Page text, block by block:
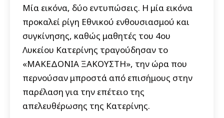
Μία εικόνα, δύο εντυπώσεις. Η μία εικόνα
προκαλεί ρίγη Εθνικού ενθουσιασμού και
συγκίνησης, καθώς μαθητές του 4ου
Λυκείου Κατερίνης τραγούδησαν το
«ΜΑΚΕΔΟΝΙΑ ΞΑΚΟΥΣΤΗ», την ώρα που
περνούσαν μπροστά από επισήμους στην
παρέλαση για την επέτειο της
απελευθέρωσης της Κατερίνης.